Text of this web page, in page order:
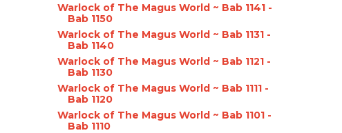
Warlock of The Magus World ~ Bab 1141 -
Bab 1150
Warlock of The Magus World ~ Bab 1131 -
Bab 1140
Warlock of The Magus World ~ Bab 1121 -
Bab 1130
Warlock of The Magus World ~ Bab 1111 -
Bab 1120
Warlock of The Magus World ~ Bab 1101 -
Bab 1110